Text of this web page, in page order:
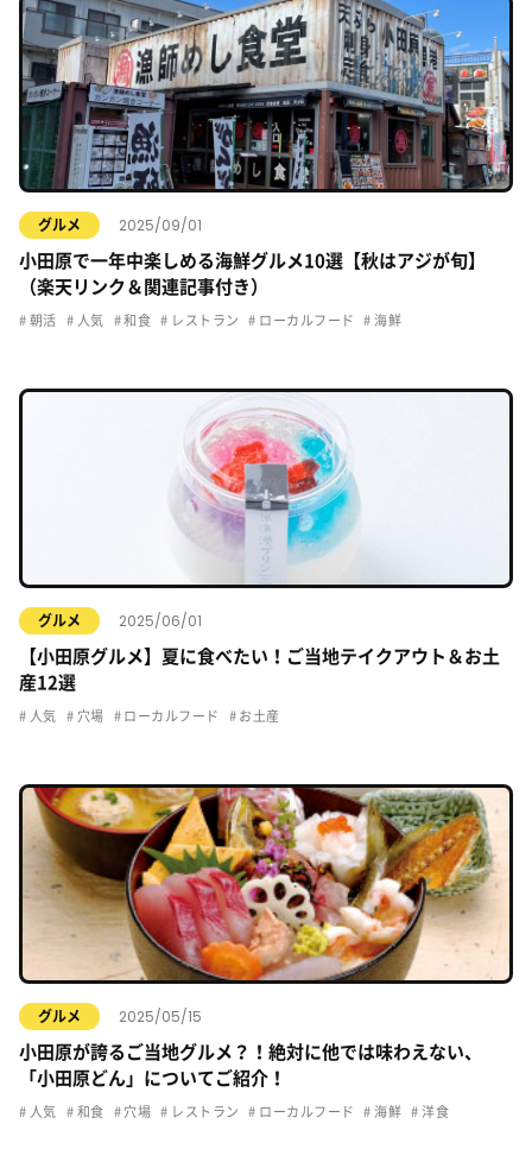
グルメ 2025/09/01
小田原で一年中楽しめる海鮮グルメ10選【秋はアジが旬】
（楽天リンク＆関連記事付き）
朝活 人気 和食 レストラン ローカルフード 海鮮
グルメ 2025/06/01
【小田原グルメ】夏に食べたい！ご当地テイクアウト＆お土
産12選
人気 穴場 ローカルフード お土産
グルメ 2025/05/15
小田原が誇るご当地グルメ？！絶対に他では味わえない、
「小田原どん」についてご紹介！
人気 和食 穴場 レストラン ローカルフード 海鮮 洋食